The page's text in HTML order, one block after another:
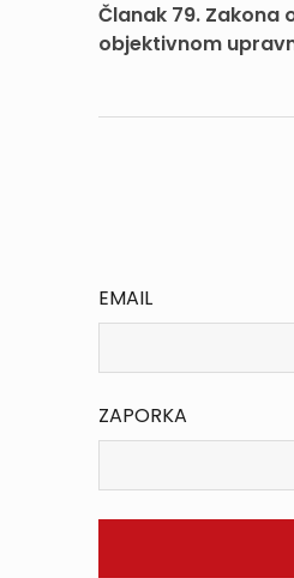
Članak 79. Zakona
objektivnom
EMAIL
ZAPORKA